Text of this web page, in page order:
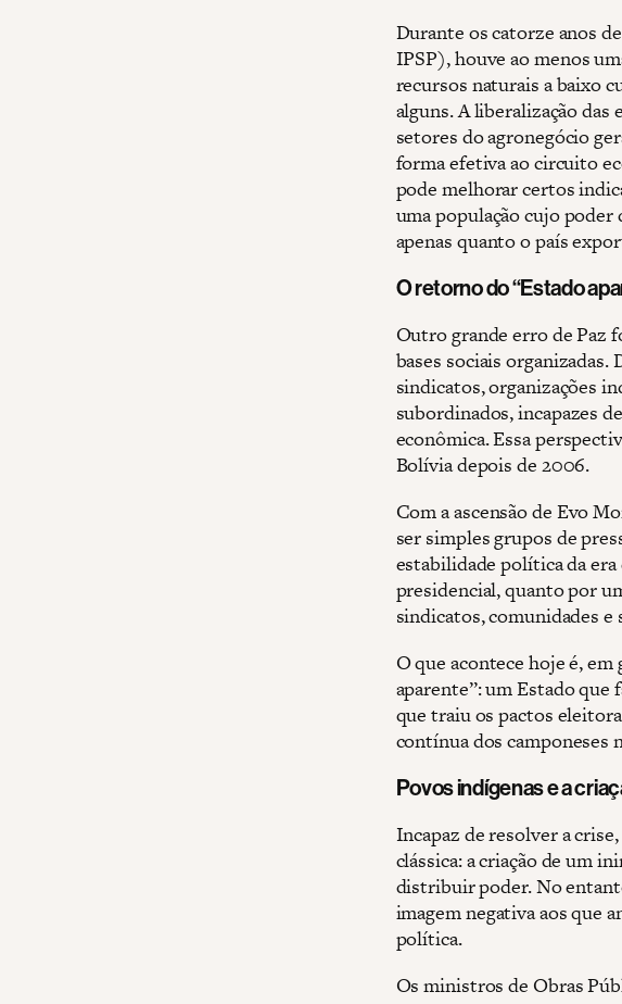
Durante os catorze anos
IPSP), houve ao menos
recursos naturais a baixo
alguns. A liberalização das
setores do agronegócio
forma efetiva ao circuito
pode melhorar certos
uma população cujo poder
apenas quanto o país
O retorno do “Estado
Outro grande erro de Paz
bases sociais
sindicatos, organizações
subordinados, incapazes
econômica. Essa
Bolívia depois de 2006.
Com a ascensão de Evo
ser simples grupos de
estabilidade política da
presidencial, quanto por
sindicatos, comunidades
O que acontece hoje é,
aparente”: um Estado que
que traiu os pactos
contínua dos camponeses
Povos indígenas e a
Incapaz de resolver a
clássica: a criação de um
distribuir poder. No
imagem negativa aos que
política.
Os ministros de Obras